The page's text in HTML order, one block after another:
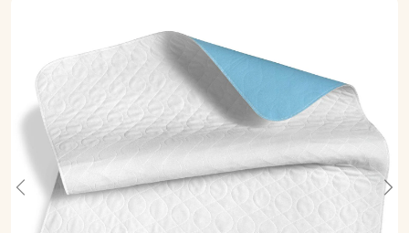
Previous